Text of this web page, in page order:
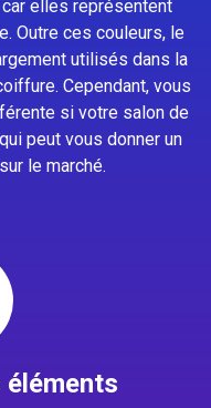
elles représentent
Outre ces couleurs, le
utilisés dans la
Cependant, vous
si votre salon de
peut vous donner un
le marché.
éléments